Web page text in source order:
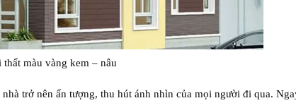
thất màu vàng kem – nâu
trở nên ấn tượng, thu hút ánh nhìn của mọi người đi qua.